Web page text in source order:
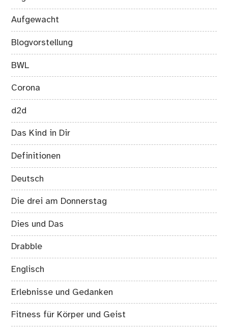
Aufgewacht
Blogvorstellung
BWL
Corona
d2d
Das Kind in Dir
Definitionen
Deutsch
Die drei am Donnerstag
Dies und Das
Drabble
Englisch
Erlebnisse und Gedanken
Fitness für Körper und Geist